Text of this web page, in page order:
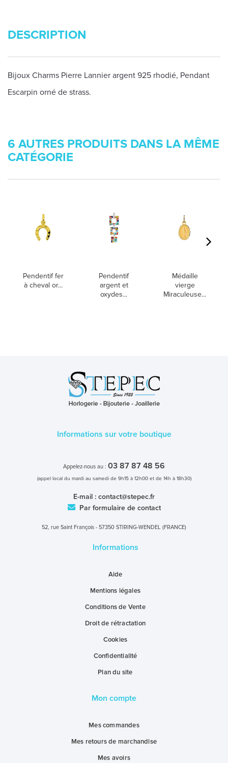
DESCRIPTION
Bijoux Charms Pierre Lannier argent 925 rhodié, Pendant
Escarpin orné de strass.
6 AUTRES PRODUITS DANS LA MÊME
CATÉGORIE
Pendentif fer
à cheval or...
Pendentif
argent et
oxydes...
Médaille
vierge
Miraculeuse...
Informations sur votre boutique
Appelez-nous au : 03 87 87 48 56
(appel local du mardi au samedi de 9h15 à 12h00 et de 14h à 18h30)
E-mail : contact@stepec.fr
Par formulaire de contact
52, rue Saint François - 57350 STIRING-WENDEL (FRANCE)
Informations
Aide
Mentions légales
Conditions de Vente
Droit de rétractation
Cookies
Confidentialité
Plan du site
Mon compte
Mes commandes
Mes retours de marchandise
Mes avoirs